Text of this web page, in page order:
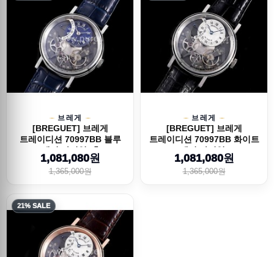
브레게
[BREGUET] 브레게
트레이디션 70997BB 블루
그레이 다이얼, 홍...
1,081,080원
1,365,000원
브레게
[BREGUET] 브레게
트레이디션 70997BB 화이트
그레이 다이얼, ...
1,081,080원
1,365,000원
21% SALE